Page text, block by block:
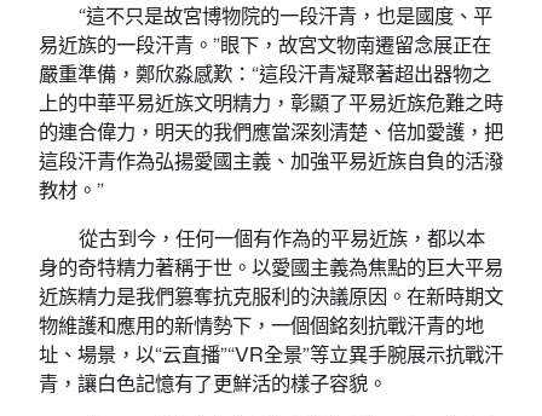
“這不只是故宮博物院的一段汗青，也是國度、平
易近族的一段汗青。”眼下，故宮文物南遷留念展正在
嚴重準備，鄭欣淼感歎：“這段汗青凝聚著超出器物之
上的中華平易近族文明精力，彰顯了平易近族危難之時
的連合偉力，明天的我們應當深刻清楚、倍加愛護，把
這段汗青作為弘揚愛國主義、加強平易近族自負的活潑
教材。”
從古到今，任何一個有作為的平易近族，都以本
身的奇特精力著稱于世。以愛國主義為焦點的巨大平易
近族精力是我們篡奪抗克服利的決議原因。在新時期文
物維護和應用的新情勢下，一個個銘刻抗戰汗青的地
址、場景，以“云直播”“VR全景”等立異手腕展示抗戰汗
青，讓白色記憶有了更鮮活的樣子容貌。